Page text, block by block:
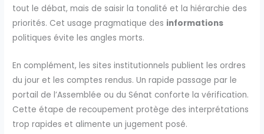
tout le débat, mais de saisir la tonalité et la hiérarchie des
priorités. Cet usage pragmatique des informations
politiques évite les angles morts.
En complément, les sites institutionnels publient les ordres
du jour et les comptes rendus. Un rapide passage par le
portail de l’Assemblée ou du Sénat conforte la vérification.
Cette étape de recoupement protège des interprétations
trop rapides et alimente un jugement posé.